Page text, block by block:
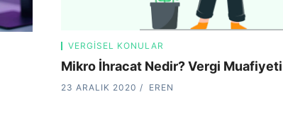
VERGISEL KONULAR
Mikro İhracat Nedir? Vergi
23 ARALIK 2020 EREN